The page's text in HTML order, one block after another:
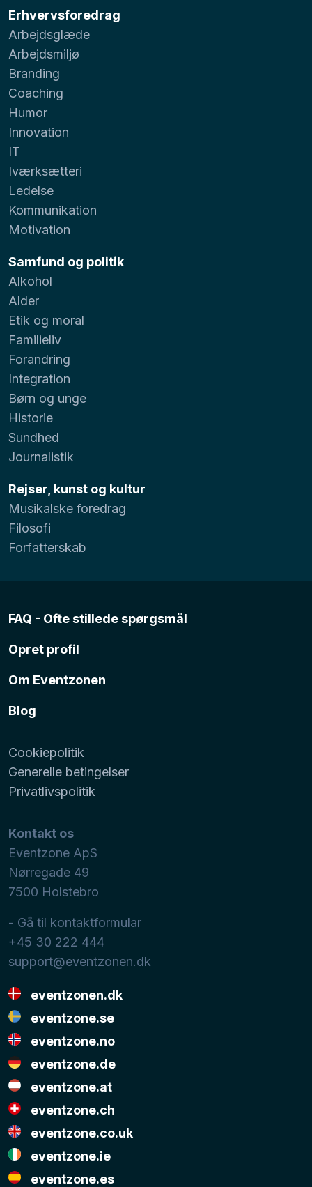
Erhvervsforedrag
Arbejdsglæde
Arbejdsmiljø
Branding
Coaching
Humor
Innovation
IT
Iværksætteri
Ledelse
Kommunikation
Motivation
Samfund og politik
Alkohol
Alder
Etik og moral
Familieliv
Forandring
Integration
Børn og unge
Historie
Sundhed
Journalistik
Rejser, kunst og kultur
Musikalske foredrag
Filosofi
Forfatterskab
FAQ - Ofte stillede spørgsmål
Opret profil
Om Eventzonen
Blog
Cookiepolitik
Generelle betingelser
Privatlivspolitik
Kontakt os
Eventzone ApS
Nørregade 49
7500 Holstebro
- Gå til kontaktformular
+45 30 222 444
support@eventzonen.dk
eventzonen.dk
eventzone.se
eventzone.no
eventzone.de
eventzone.at
eventzone.ch
eventzone.co.uk
eventzone.ie
eventzone.es